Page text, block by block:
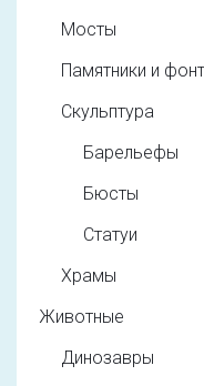
Мосты
Памятники и
Скульптура
Барельефы
Бюсты
Статуи
Храмы
Животные
Динозавры